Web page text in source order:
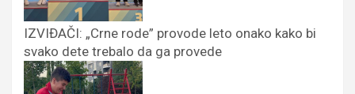
IZVIĐAČI: „Crne rode” provode leto onako kako bi
svako dete trebalo da ga provede